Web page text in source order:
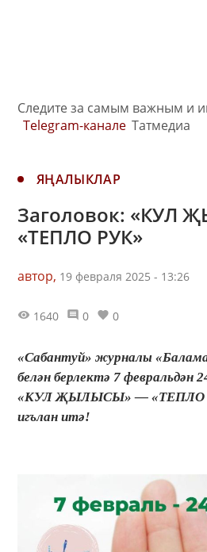
Следите за самым важным и
Telegram-канале Татмедиа
ЯҢАЛЫКЛАР
Заголовок: «КУЛ
«ТЕПЛО РУК»
автор, 19 февраля 2025 - 13:26
1640 0 0
«Сабантуй» журналы
белән берлектә 7 февральдән
«КУЛ ҖЫЛЫСЫ» — «ТЕПЛО
игълан итә!